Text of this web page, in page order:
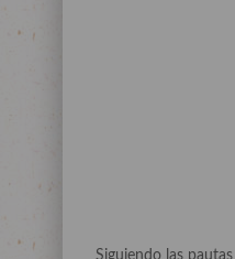
Siguiendo las